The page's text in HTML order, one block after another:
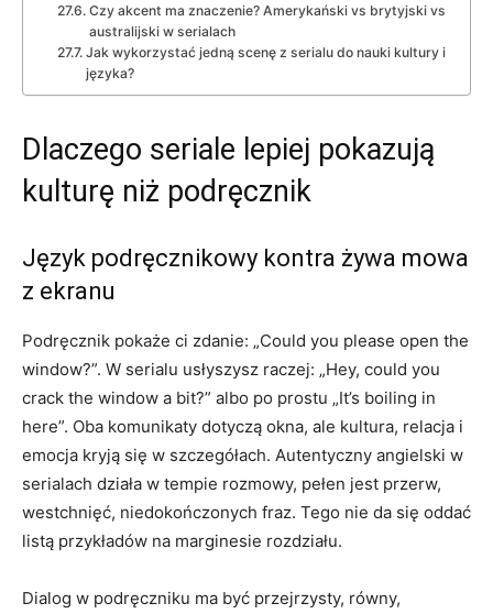
Czy akcent ma znaczenie? Amerykański vs brytyjski vs
australijski w serialach
Jak wykorzystać jedną scenę z serialu do nauki kultury i
języka?
Dlaczego seriale lepiej pokazują
kulturę niż podręcznik
Język podręcznikowy kontra żywa mowa
z ekranu
Podręcznik pokaże ci zdanie: „Could you please open the
window?”. W serialu usłyszysz raczej: „Hey, could you
crack the window a bit?” albo po prostu „It’s boiling in
here”. Oba komunikaty dotyczą okna, ale kultura, relacja i
emocja kryją się w szczegółach. Autentyczny angielski w
serialach działa w tempie rozmowy, pełen jest przerw,
westchnięć, niedokończonych fraz. Tego nie da się oddać
listą przykładów na marginesie rozdziału.
Dialog w podręczniku ma być przejrzysty, równy,